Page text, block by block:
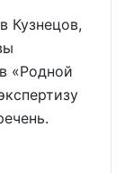
Кузнецов,
«Родной